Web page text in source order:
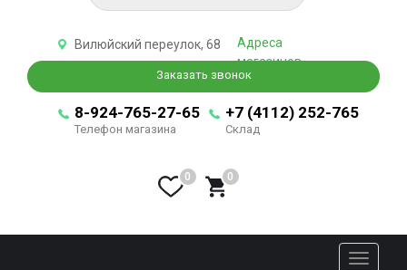
Вилюйский переулок, 68
Адреса
магазинов
Заказать звонок
8-924-765-27-65
Телефон магазина
+7 (4112) 252-765
Склад
0
0
Toggle